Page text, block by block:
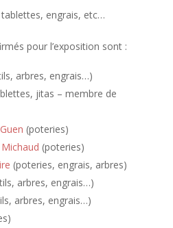
engrais, etc…
pour l’exposition sont :
arbres, engrais…)
jitas – membre de
(poteries)
(poteries)
(poteries, engrais, arbres)
arbres, engrais…)
arbres, engrais…)